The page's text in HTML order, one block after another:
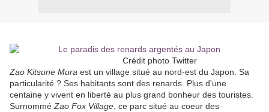
Crédit photo Twitter
Zao Kitsune Mura est un village situé au nord-est du Japon. Sa
particularité ? Ses habitants sont des renards. Plus d'une
centaine y vivent en liberté au plus grand bonheur des touristes.
Surnommé Zao Fox Village , ce parc situé au coeur des